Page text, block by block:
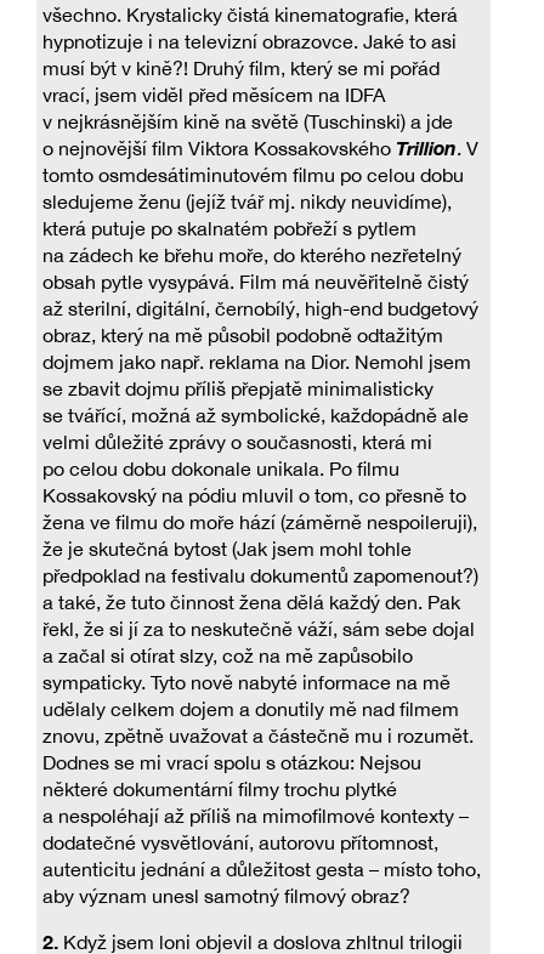
všechno. Krystalicky čistá kinematografie, která
hypnotizuje i na televizní obrazovce. Jaké to asi
musí být v kině?! Druhý film, který se mi pořád
vrací, jsem viděl před měsícem na IDFA
v nejkrásnějším kině na světě (Tuschinski) a jde
o nejnovější film Viktora Kossakovského Trillion. V
tomto osmdesátiminutovém filmu po celou dobu
sledujeme ženu (jejíž tvář mj. nikdy neuvidíme),
která putuje po skalnatém pobřeží s pytlem
na zádech ke břehu moře, do kterého nezřetelný
obsah pytle vysypává. Film má neuvěřitelně čistý
až sterilní, digitální, černobílý, high-end budgetový
obraz, který na mě působil podobně odtažitým
dojmem jako např. reklama na Dior. Nemohl jsem
se zbavit dojmu příliš přepjatě minimalisticky
se tvářící, možná až symbolické, každopádně ale
velmi důležité zprávy o současnosti, která mi
po celou dobu dokonale unikala. Po filmu
Kossakovský na pódiu mluvil o tom, co přesně to
žena ve filmu do moře hází (záměrně nespoileruji),
že je skutečná bytost (Jak jsem mohl tohle
předpoklad na festivalu dokumentů zapomenout?)
a také, že tuto činnost žena dělá každý den. Pak
řekl, že si jí za to neskutečně váží, sám sebe dojal
a začal si otírat slzy, což na mě zapůsobilo
sympaticky. Tyto nově nabyté informace na mě
udělaly celkem dojem a donutily mě nad filmem
znovu, zpětně uvažovat a částečně mu i rozumět.
Dodnes se mi vrací spolu s otázkou: Nejsou
některé dokumentární filmy trochu plytké
a nespoléhají až příliš na mimofilmové kontexty –
dodatečné vysvětlování, autorovu přítomnost,
autenticitu jednání a důležitost gesta – místo toho,
aby význam unesl samotný filmový obraz?
2. Když jsem loni objevil a doslova zhltnul trilogii